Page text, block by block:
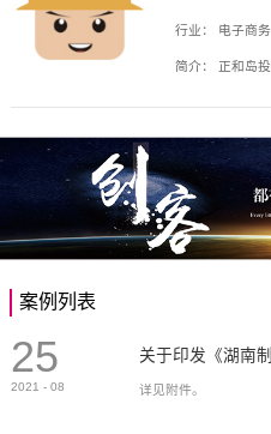
行业： 电子商务
简介： 正和岛
案例列表
25
2021 - 08 详见附件。